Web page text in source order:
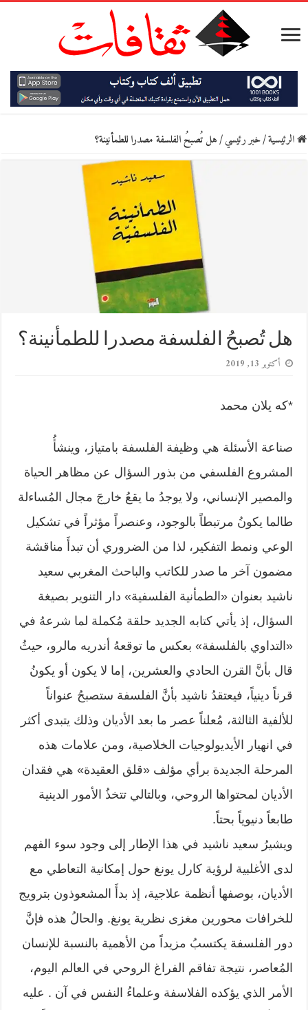
الرئيسية/خبر رئيسي/هل تُصبحُ الفلسفة مصدرا للطمأنينة؟
هل تُصبحُ الفلسفة مصدرا للطمأنينة؟
أكتوبر 13, 2019
*كه يلان محمد
صناعة الأسئلة هي وظيفة الفلسفة بامتياز، وينشأُ
المشروع الفلسفي من بذور السؤال عن مظاهر الحياة
والمصير الإنساني، ولا يوجدُ ما يقعُ خارجَ مجال المُساءلة
طالما يكونُ مرتبطاً بالوجود، وعنصراً مؤثراً في تشكيل
الوعي ونمط التفكير، لذا من الضروري أن تبدأَ مناقشة
مضمون آخر ما صدر للكاتب والباحث المغربي سعيد
ناشيد بعنوان «الطمأنية الفلسفية» دار التنوير بصيغة
السؤال، إذ يأتي كتابه الجديد حلقة مُكملة لما شرعهُ في
«التداوي بالفلسفة» بعكس ما توقعهُ أندريه مالرو، حيثُ
قال بأنَّ القرن الحادي والعشرين، إما لا يكون أو يكونُ
قرناً دينياً، فيعتقدُ ناشيد بأنَّ الفلسفة ستصبحُ عنواناً
للألفية الثالثة، مُعلناً عصر ما بعد الأديان وذلك يتبدى أكثر
في انهيار الأيديولوجيات الخلاصية، ومن علامات هذه
المرحلة الجديدة برأي مؤلف «قلق العقيدة» هي فقدان
الأديان لمحتواها الروحي، وبالتالي تتخذُ الأمور الدينية
طابعاً دنيوياً بحتاً.
ويشيرُ سعيد ناشيد في هذا الإطار إلى وجود سوء الفهم
لدى الأغلبية لرؤية كارل يونغ حول إمكانية التعاطي مع
الأديان، بوصفها أنظمة علاجية، إذ بدأَ المشعوذون بترويج
للخرافات محورين مغزى نظرية يونغ. والحالُ هذه فإنَّ
دور الفلسفة يكتسبُ مزيداً من الأهمية بالنسبة للإنسان
المُعاصر، نتيجة تفاقم الفراغ الروحي في العالم اليوم،
الأمر الذي يؤكده الفلاسفة وعلماءُ النفس في آن . عليه